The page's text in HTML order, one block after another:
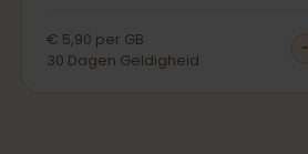
€ 5,90 per GB
30 Dagen Geldigheid
−